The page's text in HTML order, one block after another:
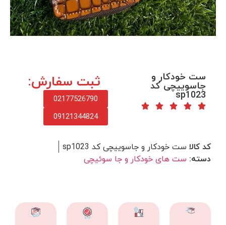
ست خودکار و
جاسوییچی کد
sp1023
ثبت سفارش:
02177526790
09121344824
کد کالا ست خودکار و جاسوییچی کد sp1023
دسته: ست های خودکار و جا سوئیچی